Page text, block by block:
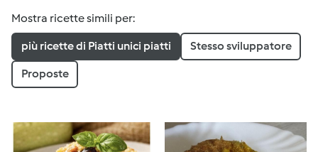
Mostra ricette simili per:
più ricette di Piatti unici piatti Stesso sviluppatore
Proposte